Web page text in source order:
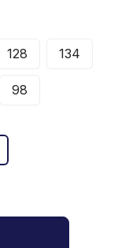
128 134
98